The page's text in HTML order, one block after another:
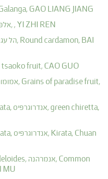
GAO LIANG JIANG
אלפיניה, , YI ZHI REN
הל עגול, Round cardamon, BAI
tsaoko fruit, CAO GUO
אמומום, Grains of paradise fruit,
אנדרוגרפיס, green chiretta,
אנדרוגרפיס, Kirata, Chuan
אנמרהנה, Common
MU